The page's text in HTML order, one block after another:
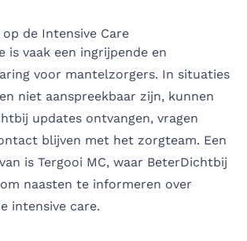
de Intensive Care
is vaak een ingrijpende en
voor mantelzorgers. In situaties
niet aanspreekbaar zijn, kunnen
updates ontvangen, vragen
blijven met het zorgteam. Een
is Tergooi MC, waar BeterDichtbij
naasten te informeren over
intensive care.